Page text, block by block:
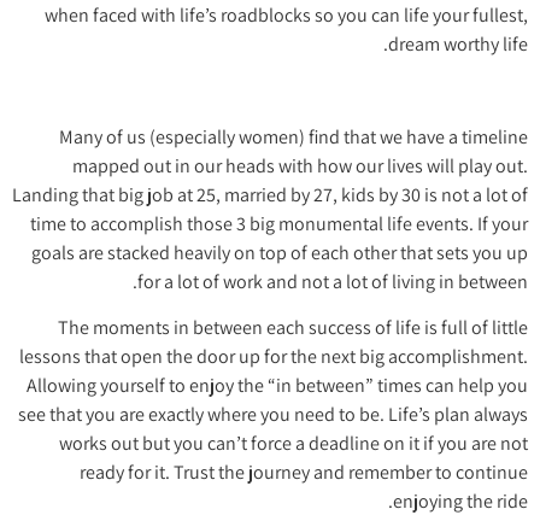
when faced with life’s roadblocks so you can life your fullest,
dream worthy life.
Many of us (especially women) find that we have a timeline
mapped out in our heads with how our lives will play out.
Landing that big job at 25, married by 27, kids by 30 is not a lot of
time to accomplish those 3 big monumental life events. If your
goals are stacked heavily on top of each other that sets you up
for a lot of work and not a lot of living in between.
The moments in between each success of life is full of little
lessons that open the door up for the next big accomplishment.
Allowing yourself to enjoy the “in between” times can help you
see that you are exactly where you need to be. Life’s plan always
works out but you can’t force a deadline on it if you are not
ready for it. Trust the journey and remember to continue
enjoying the ride.